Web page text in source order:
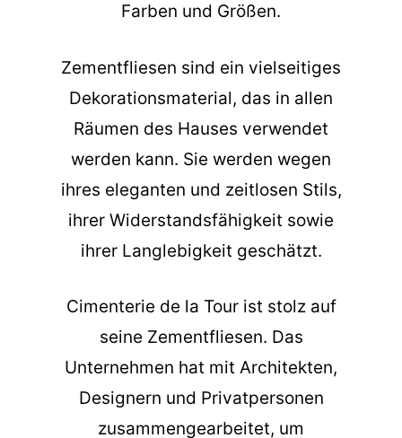
Farben und Größen.
Zementfliesen sind ein vielseitiges
Dekorationsmaterial, das in allen
Räumen des Hauses verwendet
werden kann. Sie werden wegen
ihres eleganten und zeitlosen Stils,
ihrer Widerstandsfähigkeit sowie
ihrer Langlebigkeit geschätzt.
Cimenterie de la Tour ist stolz auf
seine Zementfliesen. Das
Unternehmen hat mit Architekten,
Designern und Privatpersonen
zusammengearbeitet, um